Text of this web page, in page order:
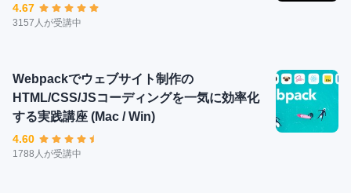
4.67
3157人が受講中
Webpackでウェブサイト制作の
HTML/CSS/JSコーディングを一気に効率化
する実践講座 (Mac / Win)
4.60
1788人が受講中